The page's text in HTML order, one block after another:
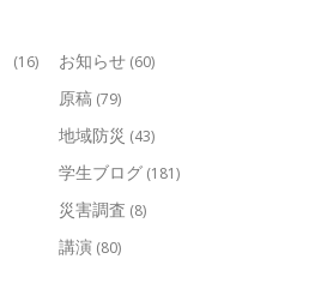
(16) お知らせ (60)
原稿 (79)
地域防災 (43)
学生ブログ (181)
災害調査 (8)
講演 (80)